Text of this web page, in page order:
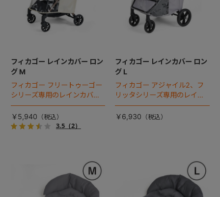
フィカゴー レインカバー ロン
グ M
フィカゴー フリートゥーゴー
シリーズ専用のレインカバ
ー。雨の日のお出かけも安
心。
￥5,940
3.5（2）
フィカゴー レインカバー ロン
グ L
フィカゴー アジャイル2、フ
リッタシリーズ専用のレイン
カバー。雨の日のお出かけも
安心。
￥6,930